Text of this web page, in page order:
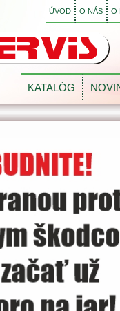
ÚVOD O NÁS O
KATALÓG